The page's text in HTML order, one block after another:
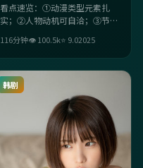
看点速览：①动漫类型元素扎
实；②人物动机可自洽；③节奏
气质与年代细节加分。
116分钟👁100.5k⭐ 9.02025
韩剧